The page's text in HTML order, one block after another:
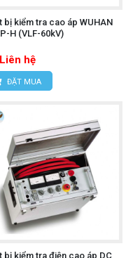
bị kiểm tra cao áp WUHAN
H (VLF-60kV)
Liên hệ
ĐẶT MUA
bị kiểm tra điện cao áp DC